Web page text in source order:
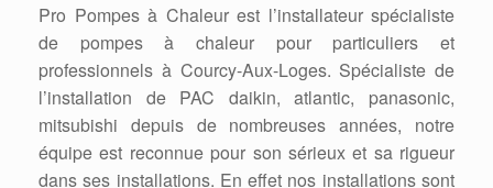
Pro Pompes à Chaleur est l’installateur spécialiste
de pompes à chaleur pour particuliers et
professionnels à Courcy-Aux-Loges. Spécialiste de
l’installation de PAC daikin, atlantic, panasonic,
mitsubishi depuis de nombreuses années, notre
équipe est reconnue pour son sérieux et sa rigueur
dans ses installations. En effet nos installations sont